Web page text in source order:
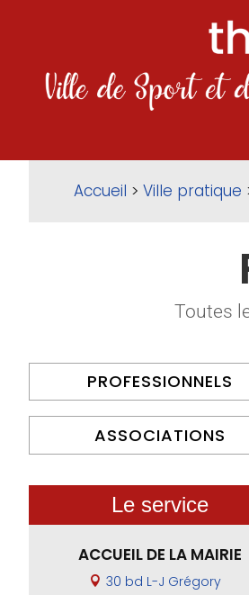
Accueil > Ville pratique
Toutes
PROFESSIONNELS
ASSOCIATIONS
Le service
ACCUEIL DE LA MAIRIE
30 bd L-J Grégory